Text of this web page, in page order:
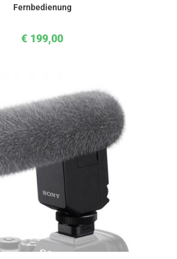
Fernbedienung
€ 199,00